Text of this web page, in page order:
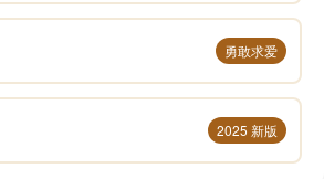
勇敢求爱
2025 新版